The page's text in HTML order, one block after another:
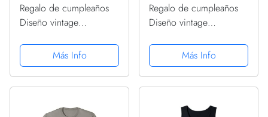
Regalo de cumpleaños
Diseño vintage
1990 Camiseta Manga
Raglan
Más Info
Regalo de cumpleaños
Diseño vintage
1990 Camiseta Manga
Raglan
Más Info